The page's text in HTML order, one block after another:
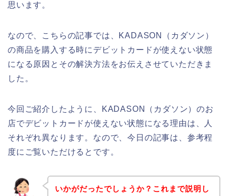
思います。
なので、こちらの記事では、KADASON（カダソン）
の商品を購入する時にデビットカードが使えない状態
になる原因とその解決方法をお伝えさせていただきま
した。
今回ご紹介したように、KADASON（カダソン）のお
店でデビットカードが使えない状態になる理由は、人
それぞれ異なります。なので、今日の記事は、参考程
度にご覧いただけるとです。
いかがだったでしょうか？これまで説明し